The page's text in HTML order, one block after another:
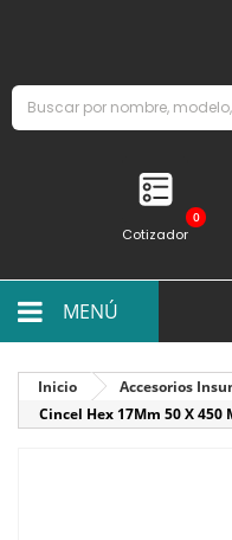
0
Cotizador
MENÚ
Inicio
Accesorios
Cincel Hex 17Mm 50 X 450